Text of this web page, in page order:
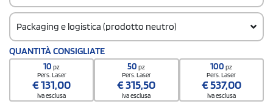
Packaging e logistica (prodotto neutro)
Codice doganale
4419900000
QUANTITÀ CONSIGLIATE
10pz
Pers. Laser
€131,00
iva esclusa
50pz
Pers. Laser
€315,50
iva esclusa
100pz
Pers. Laser
€537,00
iva esclusa